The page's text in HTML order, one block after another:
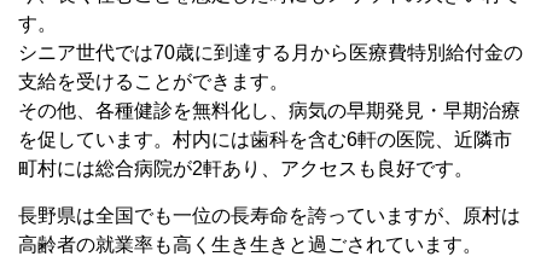
す。
シニア世代では70歳に到達する月から医療費特別給付金の
支給を受けることができます。
その他、各種健診を無料化し、病気の早期発見・早期治療
を促しています。村内には歯科を含む6軒の医院、近隣市
町村には総合病院が2軒あり、アクセスも良好です。
長野県は全国でも一位の長寿命を誇っていますが、原村は
高齢者の就業率も高く生き生きと過ごされています。